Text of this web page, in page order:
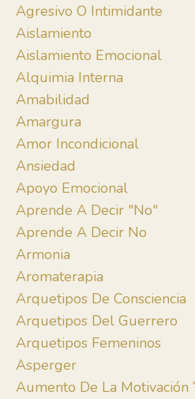
Agresivo O Intimidante
Aislamiento
Aislamiento Emocional
Alquimia Interna
Amabilidad
Amargura
Amor Incondicional
Ansiedad
Apoyo Emocional
Aprende A Decir "no"
Aprende A Decir No
Armonia
Aromaterapia
Arquetipos De Consciencia
Arquetipos Del Guerrero
Arquetipos Femeninos
Asperger
Aumento De La Motivación